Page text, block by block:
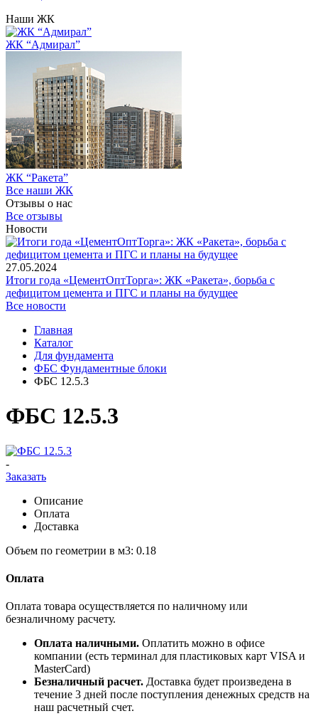
Наши ЖК
ЖК “Адмирал”
ЖК “Ракета”
Все наши ЖК
Отзывы о нас
Все отзывы
Новости
27.05.2024
Итоги года «ЦементОптТорга»: ЖК «Ракета», борьба с
дефицитом цемента и ПГС и планы на будущее
Все новости
Главная
Каталог
Для фундамента
ФБС Фундаментные блоки
ФБС 12.5.3
ФБС 12.5.3
-
Заказать
Описание
Оплата
Доставка
Объем по геометрии в м3: 0.18
Оплата
Оплата товара осуществляется по наличному или
безналичному расчету.
Оплата наличными. Оплатить можно в офисе
компании (есть терминал для пластиковых карт VISA и
MasterCard)
Безналичный расчет. Доставка будет произведена в
течение 3 дней после поступления денежных средств на
наш расчетный счет.